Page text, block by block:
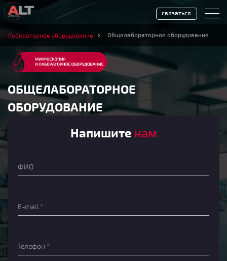
Лабораторное оборудование Общелабораторное оборудование
ОБЩЕЛАБОРАТОРНОЕ
ОБОРУДОВАНИЕ
Напишите нам
связаться